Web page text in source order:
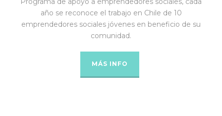
año se reconoce el trabajo en Chile de 10
emprendedores sociales jóvenes en beneficio de su
comunidad.
MÁS INFO